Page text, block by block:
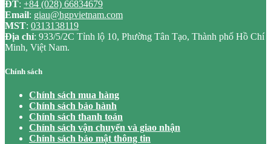
ĐT: +84 (028) 66834679
Email: giau@hgpvietnam.com
MST: 0313138119
Địa chỉ: 933/5/2C Tỉnh lộ 10, Phường Tân Tạo, Thành phố Hồ Chí
Minh, Việt Nam.
Chính sách
Chính sách mua hàng
Chính sách bảo hành
Chính sách thanh toán
Chính sách vận chuyển và giao nhận
Chính sách bảo mật thông tin